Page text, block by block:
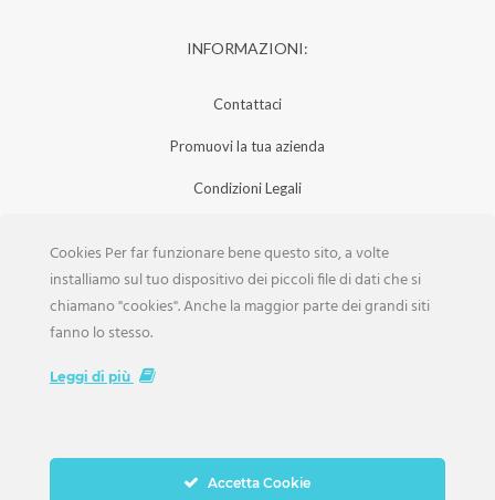
INFORMAZIONI:
Contattaci
Promuovi la tua azienda
Condizioni Legali
Iscrizione Aziende
Scarica la Rivista
Cookies Per far funzionare bene questo sito, a volte
installiamo sul tuo dispositivo dei piccoli file di dati che si
chiamano "cookies". Anche la maggior parte dei grandi siti
fanno lo stesso.
Leggi di più
Accetta Cookie